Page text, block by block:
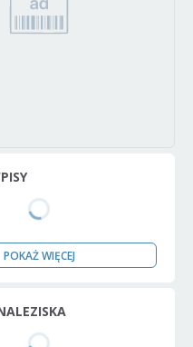
POKAŻ WIĘCEJ